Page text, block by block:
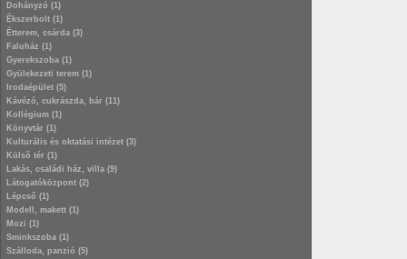
Dohányzó (1)
Ékszerbolt (1)
Étterem, csárda (3)
Faluház (1)
Gyerekszoba (1)
Gyülekezeti terem (1)
Irodaépület (5)
Kávézó, cukrászda, bár (11)
Kollégium (1)
Könyvtár (1)
Kulturális és oktatási intézet (3)
Külsõ tér (1)
Lakás, családi ház, villa (9)
Látogatóközpont (2)
Lépcső (1)
Modell, makett (1)
Mozi (1)
Sminkszoba (1)
Szálloda, panzió (5)